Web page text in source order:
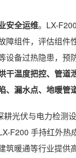
安全运维。LX-
障组件，评估组件
设备过热隐患，预
干温度把控、管道
、漏水点、地暖管
光伏与电力检测
F200 手持红外热
筑暖通等行业提